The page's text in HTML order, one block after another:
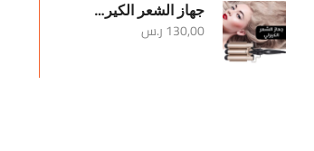
جهاز الشعر الكيرلي
130,00ر.س